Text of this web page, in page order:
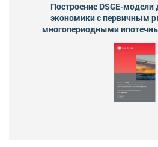
Построение DSGE-модели
экономики с первичным
многопериодными